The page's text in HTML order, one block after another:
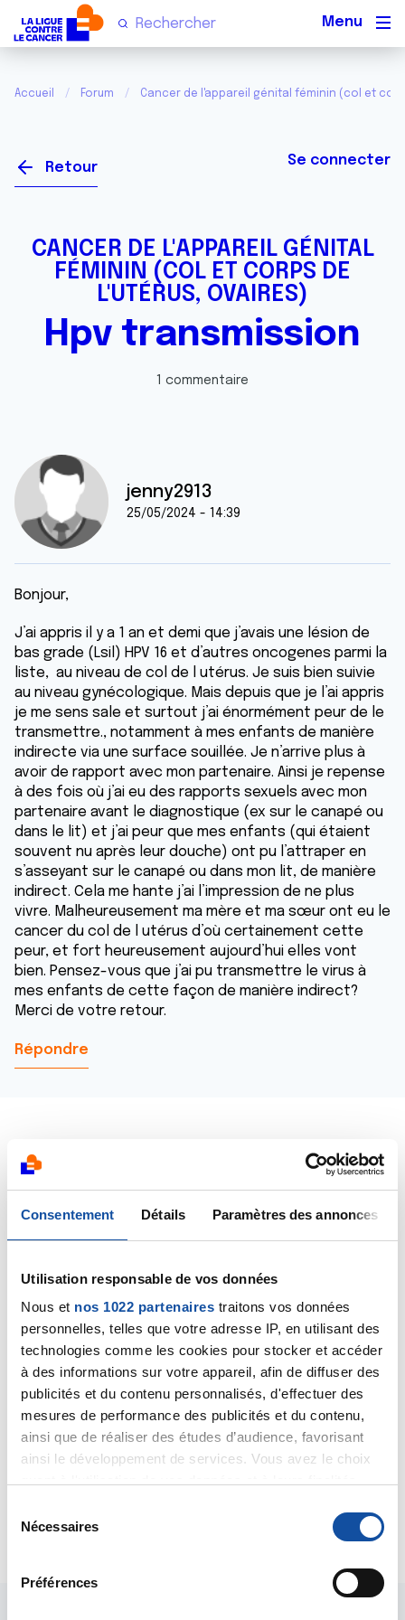
Consentement Détails Paramètres des annonces
Utilisation responsable de vos données
Nous et nos 1022 partenaires traitons vos données
personnelles, telles que votre adresse IP, en utilisant des
technologies comme les cookies pour stocker et accéder
à des informations sur votre appareil, afin de diffuser des
publicités et du contenu personnalisés, d'effectuer des
mesures de performance des publicités et du contenu,
ainsi que de réaliser des études d’audience, favorisant
ainsi le développement de services. Vous avez le choix
tout moment en consultant la Déclaration relative aux
cookies ou en cliquant sur l'icône de confidentialité.
Si vous le permettez, nous aimerions également :
Nécessaires
Préférences
Accueil Forum Cancer de l'appareil génital féminin (col et
Retour Se connecter
CANCER DE L'APPAREIL GÉNITAL
FÉMININ (COL ET CORPS DE
L'UTÉRUS, OVAIRES)
Hpv transmission
1 commentaire
jenny2913
25/05/2024 - 14:39
Bonjour,
J’ai appris il y a 1 an et demi que j’avais une lésion de
bas grade (Lsil) HPV 16 et d’autres oncogenes parmi la
liste, au niveau de col de l utérus. Je suis bien suivie
au niveau gynécologique. Mais depuis que je l’ai appris
je me sens sale et surtout j’ai énormément peur de le
transmettre., notamment à mes enfants de manière
indirecte via une surface souillée. Je n’arrive plus à
avoir de rapport avec mon partenaire. Ainsi je repense
à des fois où j’ai eu des rapports sexuels avec mon
partenaire avant le diagnostique (ex sur le canapé ou
dans le lit) et j’ai peur que mes enfants (qui étaient
souvent nu après leur douche) ont pu l’attraper en
s’asseyant sur le canapé ou dans mon lit, de manière
indirect. Cela me hante j’ai l’impression de ne plus
vivre. Malheureusement ma mère et ma sœur ont eu le
cancer du col de l utérus d’où certainement cette
peur, et fort heureusement aujourd’hui elles vont
bien. Pensez-vous que j’ai pu transmettre le virus à
mes enfants de cette façon de manière indirect?
Merci de votre retour.
Répondre
Dr A.Marceau
26/05/2024 - 08:37
Non, les virus HPV ne se transmettent pas par un
simple contact avec une surface sur laquelle se
trouverait un virus de cette famille. Les
contaminations se font essentiellement lors des
relations sexuelles.
Cordialement
Dr Marceau
Citer